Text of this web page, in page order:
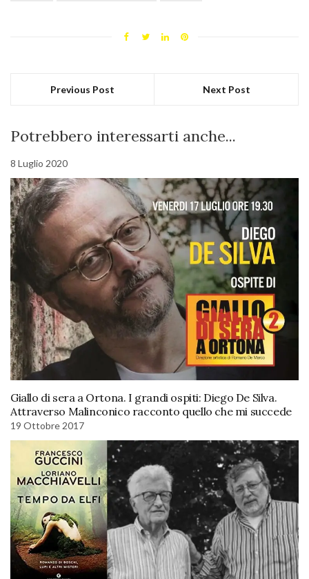
Previous Post Next Post
Potrebbero interessarti anche...
8 Luglio 2020
Giallo di sera a Ortona. I grandi ospiti: Diego De Silva.
Attraverso Malinconico racconto quello che mi succede
19 Ottobre 2017